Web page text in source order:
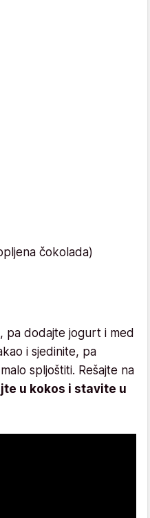
čokolada)
pa dodajte jogurt i med
i sjedinite, pa
spljoštiti. Rešajte na
u kokos i stavite u